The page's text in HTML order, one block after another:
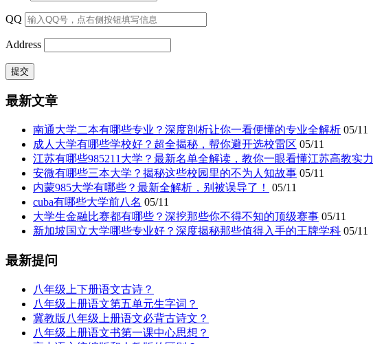
QQ
Address
最新文章
南通大学二本有哪些专业？深度剖析让你一看便懂的专业全解析 05/11
成人大学有哪些学校好？超全揭秘，帮你避开选校雷区 05/11
江苏有哪些985211大学？最新名单全解读，教你一眼看懂江苏高教实力
安微有哪些三本大学？揭秘这些校园里的不为人知故事 05/11
内蒙985大学有哪些？最新全解析，别被误导了！
05/11
cuba有哪些大学前八名 05/11
大学生金融比赛都有哪些？深挖那些你不得不知的顶级赛事 05/11
新加坡国立大学哪些专业好？深度揭秘那些值得入手的王牌学科 05/11
最新提问
八年级上下册语文古诗？
八年级上册语文第五单元生字词？
冀教版八年级上册语文必背古诗文？
八年级上册语文书第一课中心思想？